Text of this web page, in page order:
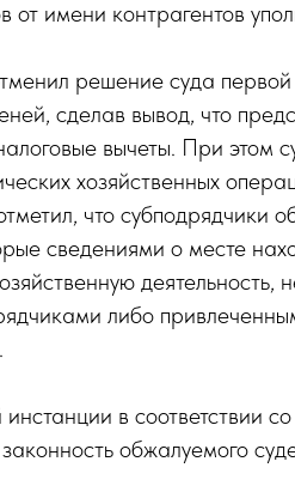
от имени контрагентов
решение суда
сделав вывод, что
вычеты. При этом
хозяйственных
что субподрядчики
сведениями о месте
деятельность,
либо
в соответствии
обжалуемого